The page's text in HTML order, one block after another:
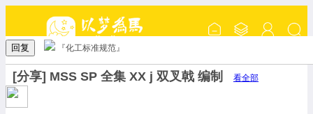
回复 『化工标准规范』
[分享] MSS SP 全集 XX j 双叉戟 编制 看全部